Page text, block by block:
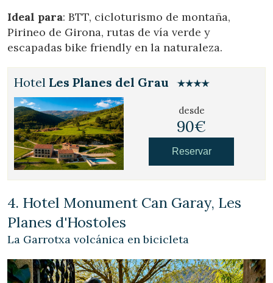
Ideal para: BTT, cicloturismo de montaña,
Pirineo de Girona, rutas de vía verde y
escapadas bike friendly en la naturaleza.
Hotel Les Planes del Grau
desde
90€
Reservar
4. Hotel Monument Can Garay, Les
Planes d'Hostoles
La Garrotxa volcánica en bicicleta